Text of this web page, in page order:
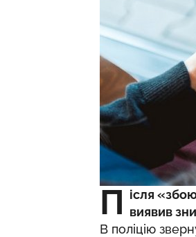
П ісля
виявив
В поліцію